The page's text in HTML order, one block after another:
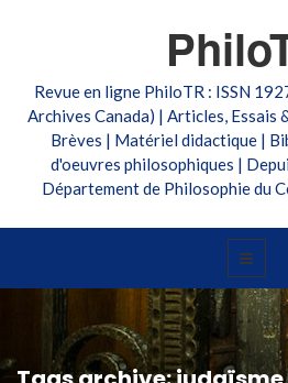
Revue en ligne PhiloTR : ISSN
Archives Canada) | Articles, Essais
Brèves | Matériel didactique |
d'oeuvres philosophiques |
Département de Philosophie du